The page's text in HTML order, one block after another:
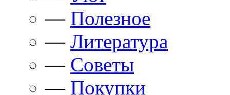
— Полезное
— Литература
— Советы
— Покупки